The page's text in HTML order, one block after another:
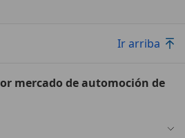
Ir arriba
mercado de automoción de